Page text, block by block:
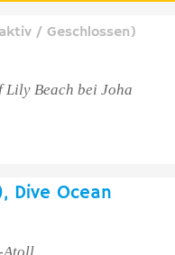
/ Geschlossen)
Lily Beach bei Joha
Dive Ocean